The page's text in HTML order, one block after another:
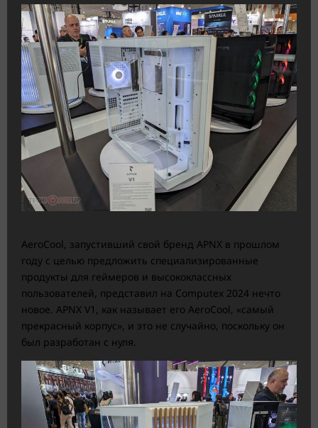
AeroCool, запустивший свой бренд APNX в прошлом
году с целью предложить специализированные
продукты для геймеров и высококлассных
пользователей, представил на Computex 2024 нечто
новое. APNX V1, как называет его AeroCool, «самый
прекрасный корпус», и это не случайно, поскольку он
был разработан с нуля.